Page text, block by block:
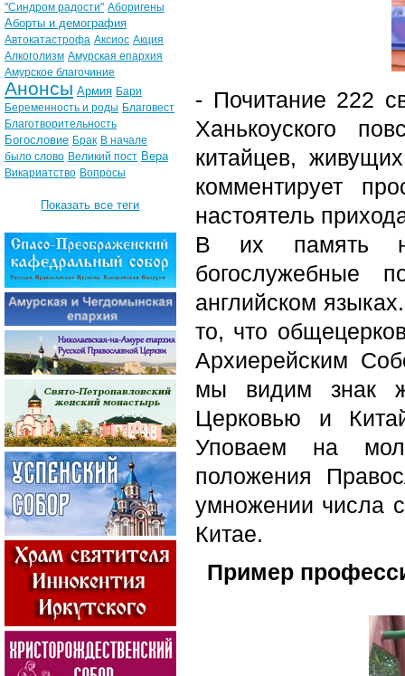
- Почитание 222
Ханькоуского
китайцев,
комментирует
настоятель
В их память
богослужебные
английском
то, что
Архиерейским
мы видим знак
Церковью и
Уповаем на
положения
умножении числа
Китае.
Пример
"Синдром радости" Аборигены
Аборты и демография
Автокатастрофа Аксиос Акция
Алкоголизм Амурская епархия
Амурское благочиние
Анонсы Армия Бари
Беременность и роды Благовест
Благотворительность
Богословие Брак В начале
было слово Великий пост Вера
Викариатство Вопросы
Показать все теги